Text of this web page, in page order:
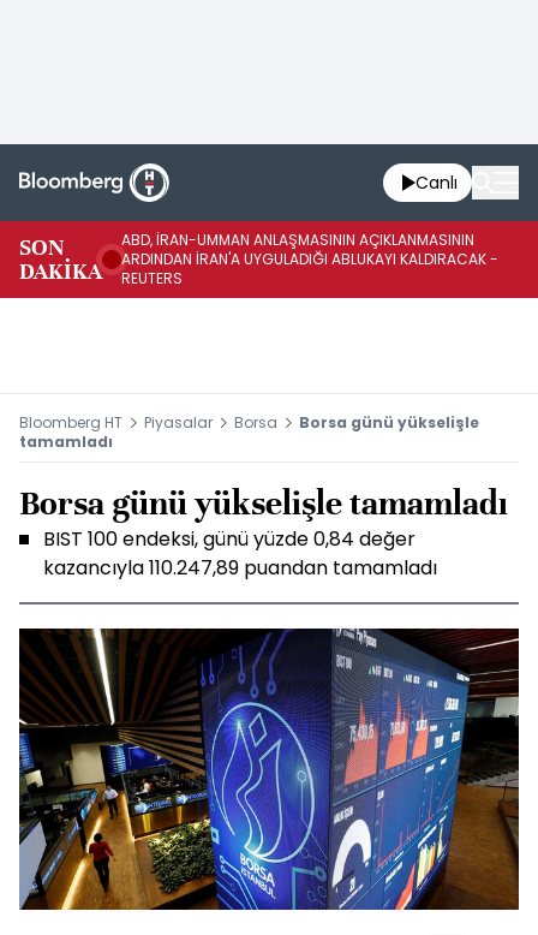
Canlı
SON
DAKİKA
ABD, İRAN-UMMAN ANLAŞMASININ AÇIKLANMASININ
ARDINDAN İRAN'A UYGULADIĞI ABLUKAYI KALDIRACAK -
REUTERS
Bloomberg HT Piyasalar Borsa
Borsa günü yükselişle
tamamladı
Borsa günü yükselişle tamamladı
BIST 100 endeksi, günü yüzde 0,84 değer
kazancıyla 110.247,89 puandan tamamladı